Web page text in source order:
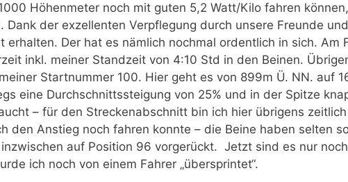
Höhenmeter noch mit guten 5,2 Watt/Kilo fahren
Dank der exzellenten Verpflegung durch unsere Freunde
erhalten. Der hat es nämlich nochmal ordentlich in sich. Am
inkl. meiner Standzeit von 4:10 Std in den Beinen.
Startnummer 100. Hier geht es von 899m Ü. NN. auf
eine Durchschnittssteigung von 25% und in der Spitze
– für den Streckenabschnitt bin ich hier übrigens
den Anstieg noch fahren konnte – die Beine haben selten
auf Position 96 vorgerückt. Jetzt sind es nur
ich noch von einem Fahrer „übersprintet“.